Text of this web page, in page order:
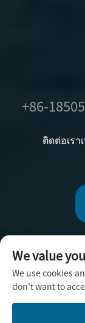
+86-
ติดต่อเร
ลิขสิทธิ์ © 2025
We value
We use cookies
don't want to